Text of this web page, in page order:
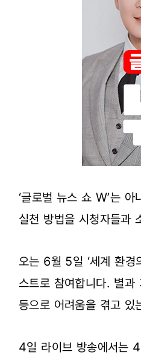
‘글로벌 뉴스 쇼 W’는
실천 방법을 시청자들과
오는 6월 5일 ‘세계 환경
스트로 참여합니다. 별과
등으로 어려움을 겪고 있
4일 라이브 방송에서는